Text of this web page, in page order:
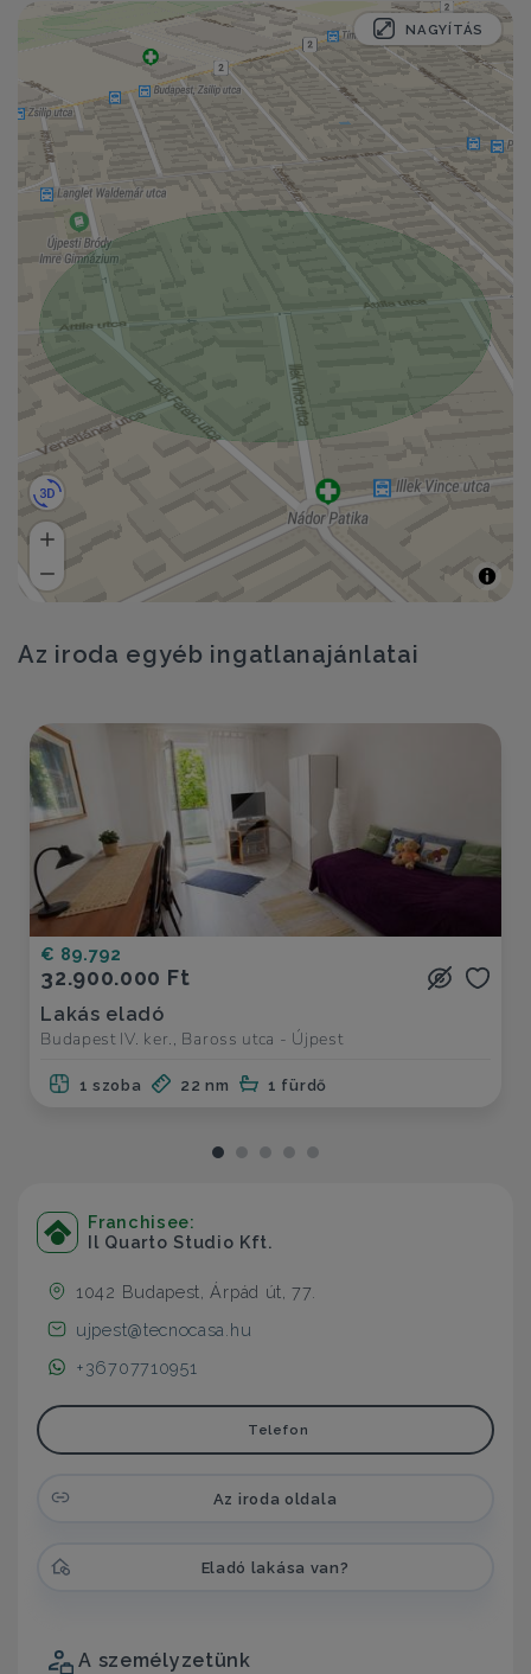
NAGYÍTÁS
Az iroda egyéb ingatlanajánlatai
€ 89.792
32.900.000 Ft
Lakás eladó
Budapest IV. ker., Baross utca - Újpest
1 szoba 22 nm 1 fürdő
Franchisee:
Il Quarto Studio Kft.
1042 Budapest, Árpád út, 77.
ujpest@tecnocasa.hu
+36707710951
Telefon
Az iroda oldala
Eladó lakása van?
A személyzetünk